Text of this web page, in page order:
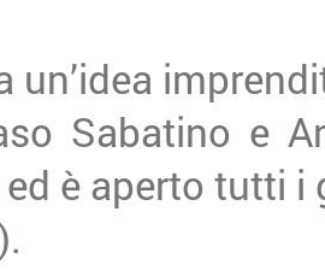
un’idea
Sabatino e
è aperto tutti i